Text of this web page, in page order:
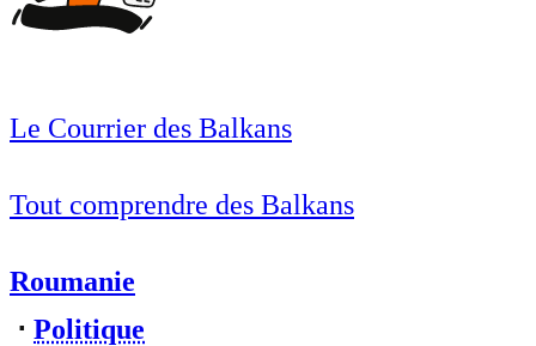
Le Courrier des Balkans
Tout comprendre des Balkans
Roumanie
⋅ Politique